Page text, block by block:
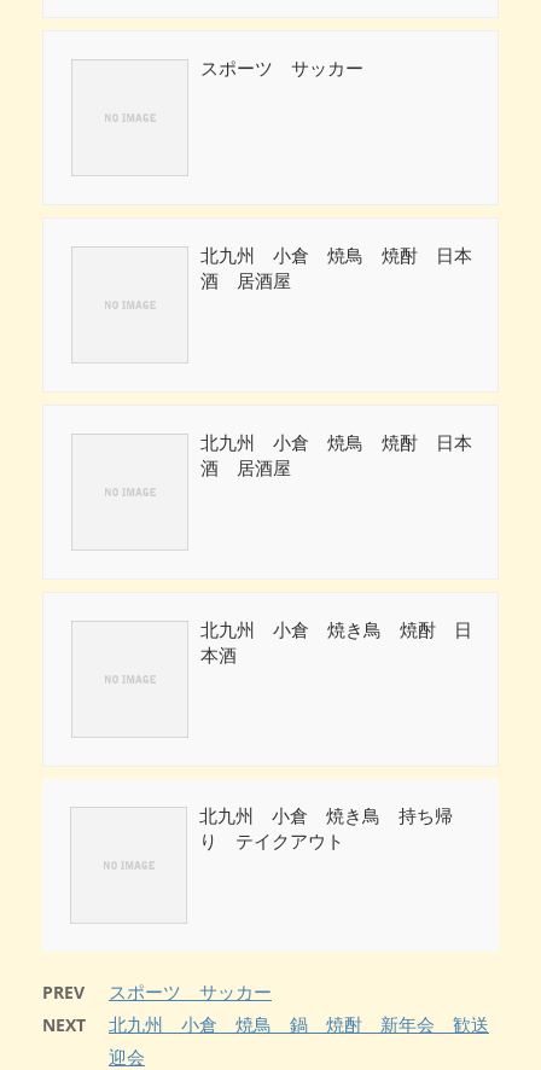
スポーツ サッカー
北九州 小倉 焼鳥 焼酎 日本
酒 居酒屋
北九州 小倉 焼鳥 焼酎 日本
酒 居酒屋
北九州 小倉 焼き鳥 焼酎 日
本酒
北九州 小倉 焼き鳥 持ち帰
り テイクアウト
PREV スポーツ サッカー
NEXT
北九州 小倉 焼鳥 鍋 焼酎 新年会 歓送
迎会